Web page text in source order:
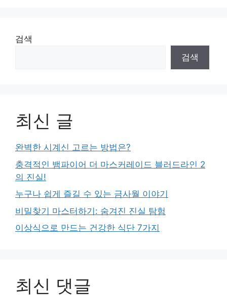
검색
검색
최신 글
완벽한 시계신 고르는 방법은?
충격적인 뱀파이어 더 마스커레이드 블러드라인 2
의 진실!
누구나 쉽게 즐길 수 있는 금사월 이야기
비밀찾기 마스터하기: 숨겨진 진실 탐험
이상식으로 만드는 건강한 식단 7가지
최신 댓글